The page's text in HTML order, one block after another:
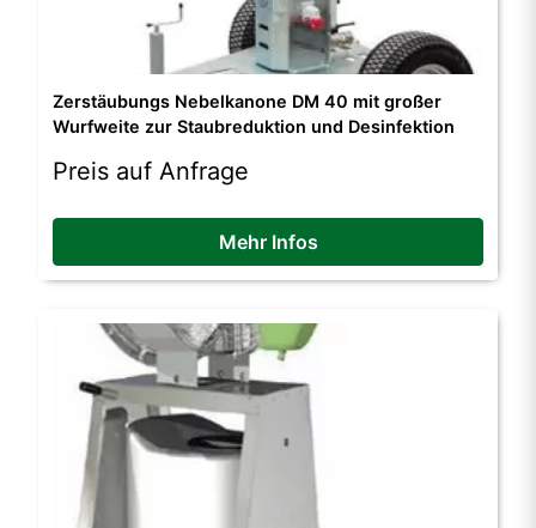
Zerstäubungs Nebelkanone DM 40 mit großer
Wurfweite zur Staubreduktion und Desinfektion
Preis auf Anfrage
Mehr Infos